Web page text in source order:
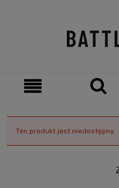
Ten produkt jest niedostępny.